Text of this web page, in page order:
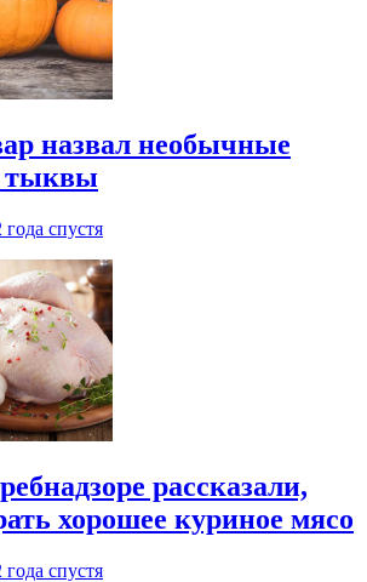
назвал необычные
тыквы
года спустя
рассказали,
хорошее куриное мясо
года спустя